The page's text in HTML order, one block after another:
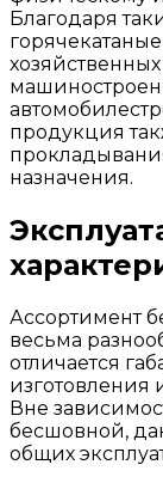
Благодаря
продукция
назначения.
Ассортимент
весьма
отличается
изготовления
Вне
бесшовной,
общих